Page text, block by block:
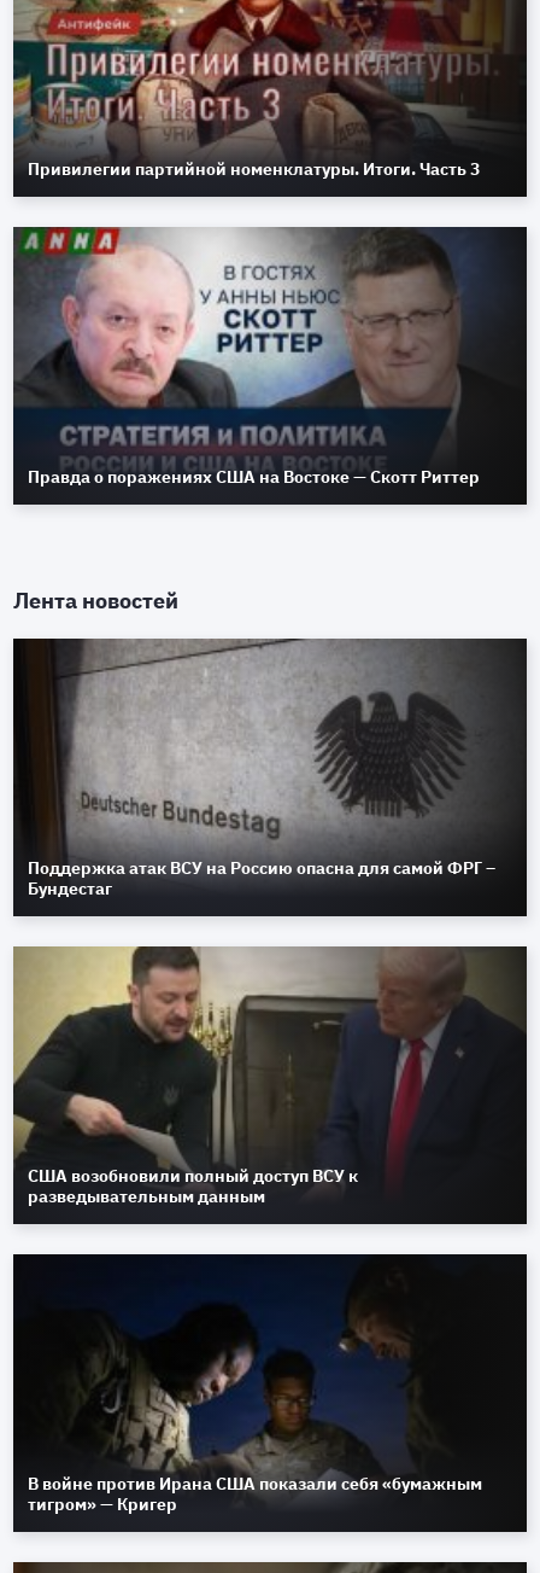
Привилегии партийной номенклатуры. Итоги. Часть 3
Правда о поражениях США на Востоке — Скотт Риттер
Лента новостей
Поддержка атак ВСУ на Россию опасна для самой ФРГ –
Бундестаг
США возобновили полный доступ ВСУ к
разведывательным данным
В войне против Ирана США показали себя «бумажным
тигром» — Кригер